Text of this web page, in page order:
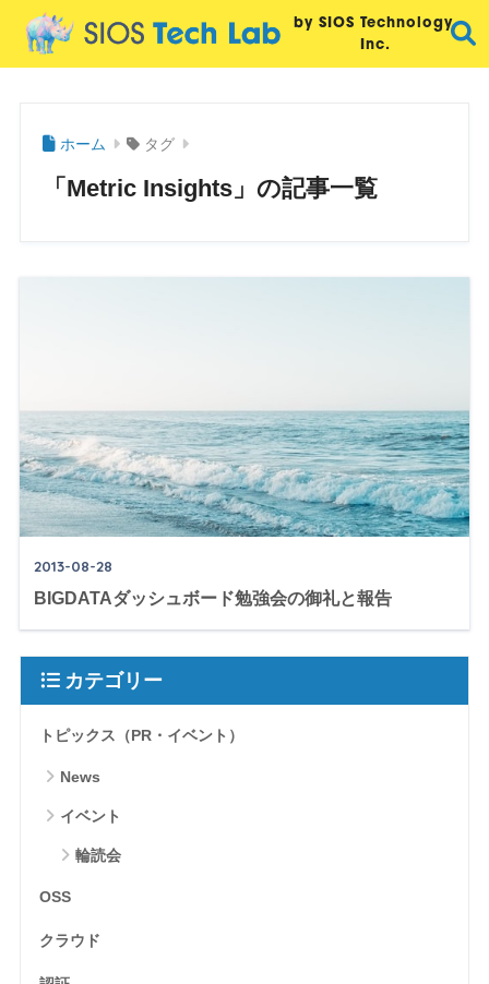
by SIOS Technology,
Inc.
ホーム タグ
「Metric Insights」の記事一覧
2013-08-28
BIGDATAダッシュボード勉強会の御礼と報告
カテゴリー
トピックス（PR・イベント）
News
イベント
輪読会
OSS
クラウド